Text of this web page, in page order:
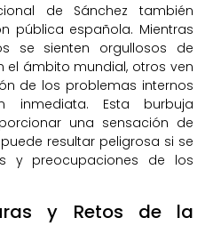
de Sánchez también
pública española. Mientras
se sienten orgullosos de
el ámbito mundial, otros ven
de los problemas internos
inmediata. Esta burbuja
una sensación de
resultar peligrosa si se
y preocupaciones de los
y Retos de la